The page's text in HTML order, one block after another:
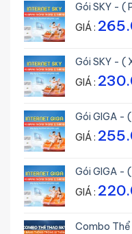
Gói SKY - (
GIÁ :
Gói SKY - (
GIÁ :
Gói GIGA -
GIÁ :
Gói GIGA -
GIÁ :
Combo Thể